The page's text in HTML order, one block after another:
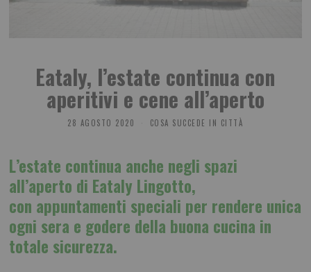
Eataly, l’estate continua con
aperitivi e cene all’aperto
28 AGOSTO 2020 COSA SUCCEDE IN CITTÀ
L’estate continua anche negli spazi
all’aperto di Eataly Lingotto,
con appuntamenti speciali per rendere unica
ogni sera e godere della buona cucina in
totale sicurezza.